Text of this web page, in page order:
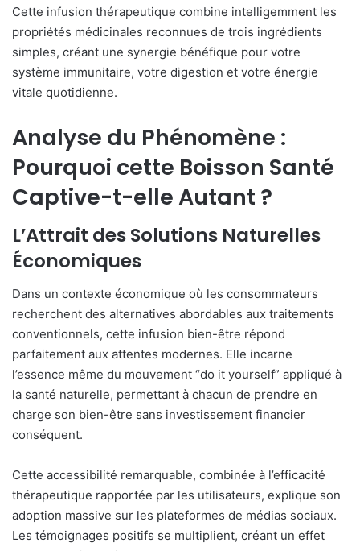
Cette infusion thérapeutique combine intelligemment les
propriétés médicinales reconnues de trois ingrédients
simples, créant une synergie bénéfique pour votre
système immunitaire, votre digestion et votre énergie
vitale quotidienne.
Analyse du Phénomène :
Pourquoi cette Boisson Santé
Captive-t-elle Autant ?
L’Attrait des Solutions Naturelles
Économiques
Dans un contexte économique où les consommateurs
recherchent des alternatives abordables aux traitements
conventionnels, cette infusion bien-être répond
parfaitement aux attentes modernes. Elle incarne
l’essence même du mouvement “do it yourself” appliqué à
la santé naturelle, permettant à chacun de prendre en
charge son bien-être sans investissement financier
conséquent.
Cette accessibilité remarquable, combinée à l’efficacité
thérapeutique rapportée par les utilisateurs, explique son
adoption massive sur les plateformes de médias sociaux.
Les témoignages positifs se multiplient, créant un effet